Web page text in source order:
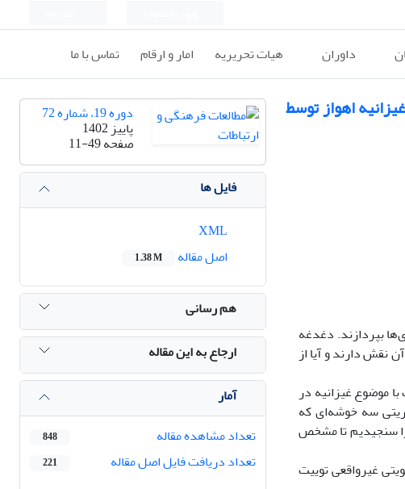
داوران هیات تحریریه امار و ارقام تماس با ما
اهواز توسط
بپردازند. دغدغه
نقش دارند و آیا از
تحلیل شبکه و تحلیل مضمونی استفاده کردیم. یعنی پس از استخراج 51 هزار 169 توییت با موضوع غیزانیه در
سه خوشه‌ای که
سنجیدیم تا مشخص
غیرواقعی توییت
دوره 19، شماره 72
پاییز 1402
صفحه11-49
فایل ها
اصل مقاله
1.38 M
هم رسانی
ارجاع به این مقاله
آمار
تعداد مشاهده مقاله
848
تعداد دریافت فایل اصل مقاله 221